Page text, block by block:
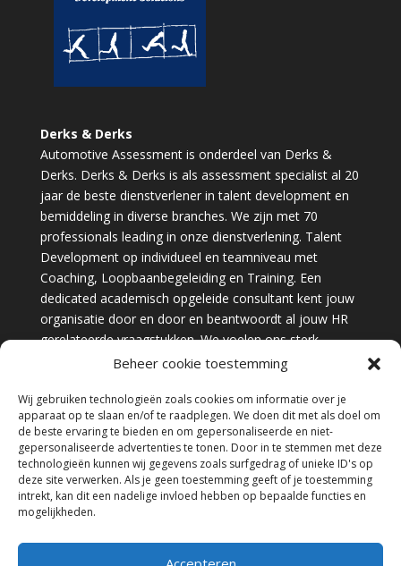
Beheer cookie toestemming
Wij gebruiken technologieën zoals cookies om informatie over je
apparaat op te slaan en/of te raadplegen. We doen dit met als doel om
de beste ervaring te bieden en om gepersonaliseerde en niet-
gepersonaliseerde advertenties te tonen. Door in te stemmen met deze
technologieën kunnen wij gegevens zoals surfgedrag of unieke ID's op
deze site verwerken. Als je geen toestemming geeft of je toestemming
intrekt, kan dit een nadelige invloed hebben op bepaalde functies en
mogelijkheden.
Derks & Derks
Automotive Assessment is onderdeel van Derks &
Derks. Derks & Derks is als assessment specialist al 20
jaar de beste dienstverlener in talent development en
bemiddeling in diverse branches. We zijn met 70
professionals leading in onze dienstverlening. Talent
Development op individueel en teamniveau met
Coaching, Loopbaanbegeleiding en Training. Een
dedicated academisch opgeleide consultant kent jouw
organisatie door en door en beantwoordt al jouw HR
gerelateerde vraagstukken. We voelen ons sterk
verantwoordelijk voor onze bijdrage aan jouw succes.
© Automotive Assessment |Algemene
Voorwaarden
This site is protected by reCAPTCHA and the GooglePrivacy Policyand